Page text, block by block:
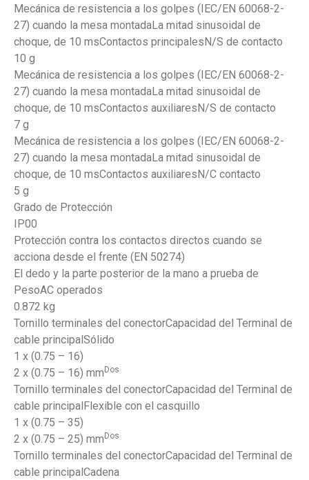
Mecánica de resistencia a los golpes (IEC/EN 60068-2-
27) cuando la mesa montadaLa mitad sinusoidal de
choque, de 10 msContactos principalesN/S de contacto
10 g
Mecánica de resistencia a los golpes (IEC/EN 60068-2-
27) cuando la mesa montadaLa mitad sinusoidal de
choque, de 10 msContactos auxiliaresN/S de contacto
7 g
Mecánica de resistencia a los golpes (IEC/EN 60068-2-
27) cuando la mesa montadaLa mitad sinusoidal de
choque, de 10 msContactos auxiliaresN/C contacto
5 g
Grado de Protección
IP00
Protección contra los contactos directos cuando se
acciona desde el frente (EN 50274)
El dedo y la parte posterior de la mano a prueba de
PesoAC operados
0.872 kg
Tornillo terminales del conectorCapacidad del Terminal de
cable principalSólido
1 x (0.75 – 16)
2 x (0.75 – 16) mm Dos
Tornillo terminales del conectorCapacidad del Terminal de
cable principalFlexible con el casquillo
1 x (0.75 – 35)
2 x (0.75 – 25) mm Dos
Tornillo terminales del conectorCapacidad del Terminal de
cable principalCadena